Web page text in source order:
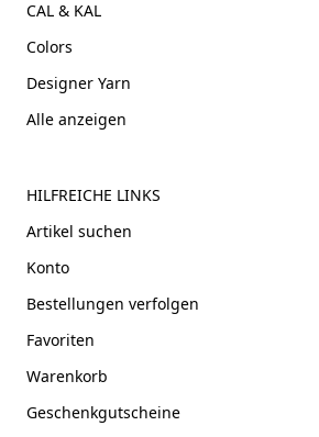
CAL & KAL
Colors
Designer Yarn
Alle anzeigen
HILFREICHE LINKS
Artikel suchen
Konto
Bestellungen verfolgen
Favoriten
Warenkorb
Geschenkgutscheine